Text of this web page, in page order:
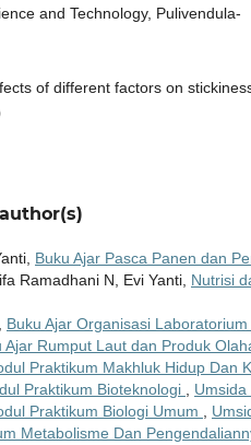
and Technology, Pulivendula-
of different factors on
Buku Ajar Pasca Panen dan
Ramadhani N, Evi Yanti, Nutrisi
Buku Ajar Organisasi Laboratorium
Ajar Rumput Laut dan Produk
Praktikum Makhluk Hidup Dan
Praktikum Bioteknologi
Umsida
Praktikum Biologi Umum
Metabolisme Dan